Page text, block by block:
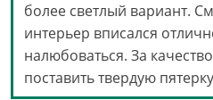
более светлый вариант.
интерьер вписался
налюбоваться. За
поставить твердую